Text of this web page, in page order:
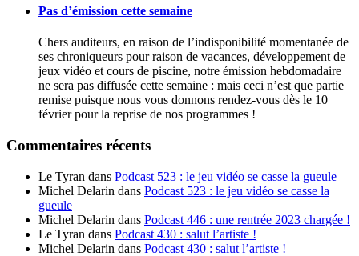
Pas d’émission cette semaine
Chers auditeurs, en raison de l’indisponibilité momentanée de
ses chroniqueurs pour raison de vacances, développement de
jeux vidéo et cours de piscine, notre émission hebdomadaire
ne sera pas diffusée cette semaine : mais ceci n’est que partie
remise puisque nous vous donnons rendez-vous dès le 10
février pour la reprise de nos programmes !
Commentaires récents
Le Tyran dans Podcast 523 : le jeu vidéo se casse la gueule
Michel Delarin dans Podcast 523 : le jeu vidéo se casse la
gueule
Michel Delarin dans Podcast 446 : une rentrée 2023 chargée !
Le Tyran dans Podcast 430 : salut l’artiste !
Michel Delarin dans Podcast 430 : salut l’artiste !